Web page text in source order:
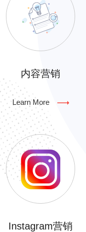
内容营销
Learn More
Instagram营销